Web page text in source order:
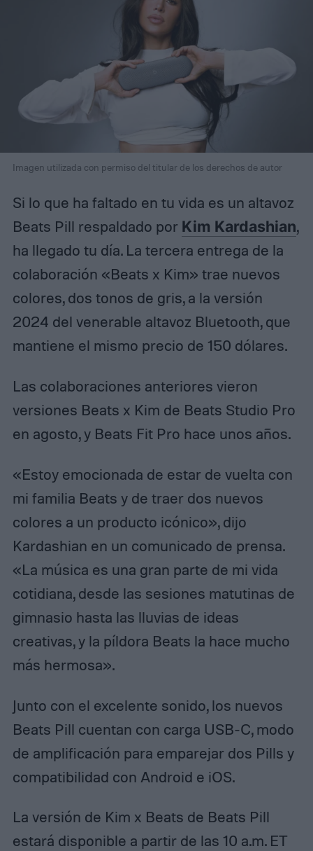
Imagen utilizada con permiso del titular de los derechos de autor
Si lo que ha faltado en tu vida es un altavoz
Beats Pill respaldado por Kim Kardashian,
ha llegado tu día. La tercera entrega de la
colaboración «Beats x Kim» trae nuevos
colores, dos tonos de gris, a la versión
2024 del venerable altavoz Bluetooth, que
mantiene el mismo precio de 150 dólares.
Las colaboraciones anteriores vieron
versiones Beats x Kim de Beats Studio Pro
en agosto, y Beats Fit Pro hace unos años.
«Estoy emocionada de estar de vuelta con
mi familia Beats y de traer dos nuevos
colores a un producto icónico», dijo
Kardashian en un comunicado de prensa.
«La música es una gran parte de mi vida
cotidiana, desde las sesiones matutinas de
gimnasio hasta las lluvias de ideas
creativas, y la píldora Beats la hace mucho
más hermosa».
Junto con el excelente sonido, los nuevos
Beats Pill cuentan con carga USB-C, modo
de amplificación para emparejar dos Pills y
compatibilidad con Android e iOS.
La versión de Kim x Beats de Beats Pill
estará disponible a partir de las 10 a.m. ET